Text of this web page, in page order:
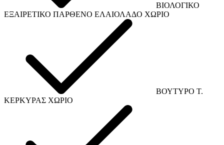
ΒΙΟΛΟΓΙΚΟ
ΕΞΑΙΡΕΤΙΚΟ ΠΑΡΘΕΝΟ ΕΛΑΙΟΛΑΔΟ ΧΩΡΙΟ
ΒΟΥΤΥΡΟ Τ.
ΚΕΡΚΥΡΑΣ ΧΩΡΙΟ